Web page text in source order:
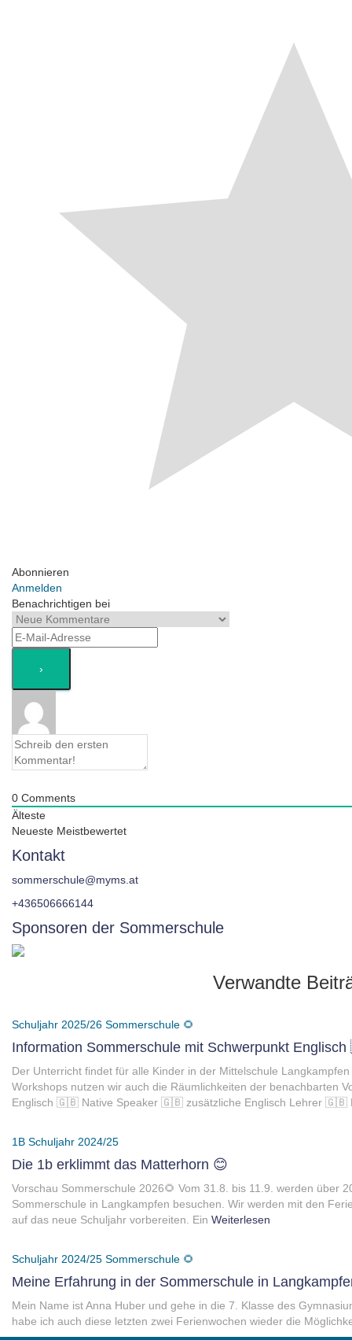
Abonnieren
Anmelden
Benachrichtigen bei
0 Comments
Älteste
Neueste Meistbewertet
Kontakt
sommerschule@myms.at
+436506666144
Sponsoren der Sommerschule
Verwandte
Schuljahr 2025/26 Sommerschule 🌻
Information Sommerschule mit Schwerpunkt
Der Unterricht findet für alle Kinder in der Mittelschule
Workshops nutzen wir auch die Räumlichkeiten der benachbarten
Englisch 🇬🇧 Native Speaker 🇬🇧 zusätzliche Englisch Lehrer 🇬🇧
1B Schuljahr 2024/25
Die 1b erklimmt das Matterhorn 😊
Vorschau Sommerschule 2026🌻 Vom 31.8. bis 11.9. werden über
Sommerschule in Langkampfen besuchen. Wir werden mit den
auf das neue Schuljahr vorbereiten. Ein Weiterlesen
Schuljahr 2024/25 Sommerschule 🌻
Meine Erfahrung in der Sommerschule in
Mein Name ist Anna Huber und gehe in die 7. Klasse des
habe ich auch diese letzten zwei Ferienwochen wieder die